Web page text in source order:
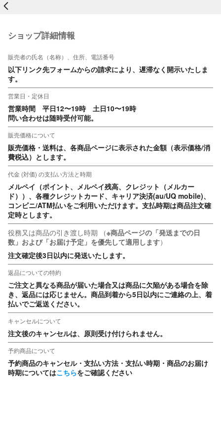
戻る
ショップ詳細情報
販売者の氏名（名称）、住所、電話番号
以下リンク先フォームからの請求により、遅滞なく開示いたしま
す。
営業日・定休日
営業時間　平日12〜19時　土日10〜19時
問い合わせは随時受付可能。
販売価格について
販売価格・送料は、各商品ページに表示された金額（表示価格/消
費税込）とします。
代金 (対価) の支払い方法と時期
メルペイ（ポイント、メルペイ残高、クレジット（メルカー
ド））、各種クレジットカード、キャリア決済(au/UQ mobile)、
コンビニ/ATM払いをご利用いただけます。支払時期は商品注文確
定時とします。
役務又は商品の引き渡し時期
（※商品ページの「発送までの日
数」および「お届け予定」を優先して適用します）
注文確定後3日以内に発送いたします。
返品についての特約
ご注文と異なる商品が届いた場合又は商品に欠陥がある場合を除
き、返品には応じません。商品到着から5日以内にご連絡の上、着
払いでご返送ください。
キャンセルについて
注文後のキャンセルは、原則受け付けられません。
予約商品について
予約商品のキャンセル・支払い方法・支払い時期・商品のお届け
時期についてはこちらをご確認ください